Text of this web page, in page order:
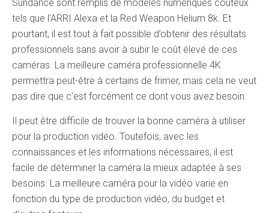
Sundance sont remplis de modèles numériques coûteux
tels que l’ARRI Alexa et la Red Weapon Helium 8k. Et
pourtant, il est tout à fait possible d’obtenir des résultats
professionnels sans avoir à subir le coût élevé de ces
caméras. La meilleure caméra professionnelle 4K
permettra peut-être à certains de frimer, mais cela ne veut
pas dire que c’est forcément ce dont vous avez besoin.
Il peut être difficile de trouver la bonne caméra à utiliser
pour la production vidéo. Toutefois, avec les
connaissances et les informations nécessaires, il est
facile de déterminer la caméra la mieux adaptée à ses
besoins. La meilleure caméra pour la vidéo varie en
fonction du type de production vidéo, du budget et